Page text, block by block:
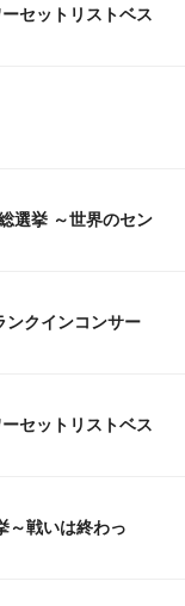
セットリストベス
選挙 ～世界のセン
クインコンサー
セットリストベス
～戦いは終わっ